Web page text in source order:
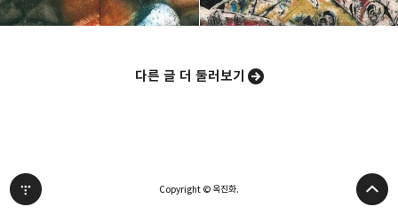
다른 글 더 둘러보기
Copyright © 옥진화.